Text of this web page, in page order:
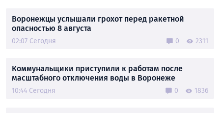
Воронежцы услышали грохот перед ракетной
опасностью 8 августа
02:07 Сегодня 0 2311
Коммунальщики приступили к работам после
масштабного отключения воды в Воронеже
10:44 Сегодня 0 1836